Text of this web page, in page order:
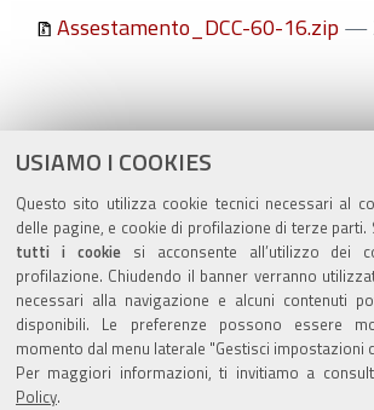
USIAMO I COOKIES
Questo sito utilizza cookie tecnici necessari al
delle pagine, e cookie di profilazione di terze parti.
tutti i cookiesi acconsente all’utilizzo dei
profilazione. Chiudendo il banner verranno
necessari alla navigazione e alcuni contenuti
disponibili. Le preferenze possono essere
momento dal menu laterale "Gestisci impostazioni
Per maggiori informazioni, ti invitiamo a
Policy.
Assestamento_DCC-60-16.zip —
sul
documento
ultima modifica
Valuta questo